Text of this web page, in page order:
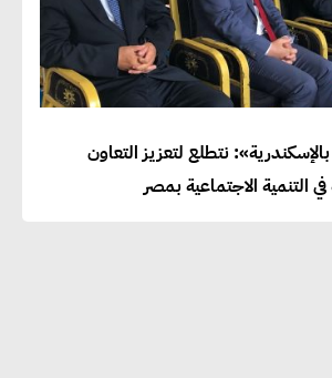
نتطلع لتعزيز التعاون
التنمية الاجتماعية بمصر